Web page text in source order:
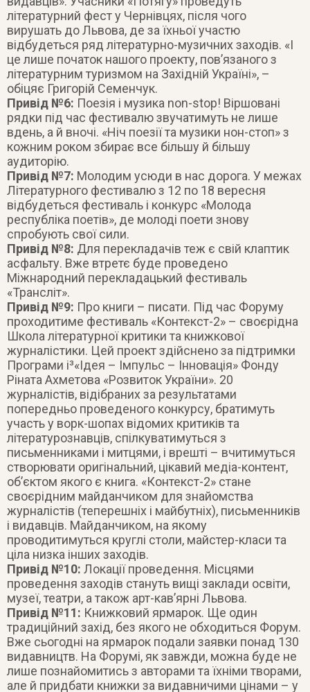
літературний фест у Чернівцях, після чого
вирушать до Львова, де за їхньої участю
відбудеться ряд літературно-музичних заходів. «І
це лише початок нашого проекту, пов’язаного з
літературним туризмом на Західній Україні», –
обіцяє Григорій Семенчук.
Привід №6: Поезія і музика non-stop! Віршовані
рядки під час фестивалю звучатимуть не лише
вдень, а й вночі. «Ніч поезії та музики нон-стоп» з
кожним роком збирає все більшу й більшу
аудиторію.
Привід №7: Молодим усюди в нас дорога. У межах
Літературного фестивалю з 12 по 18 вересня
відбудеться фестиваль і конкурс «Молода
республіка поетів», де молоді поети знову
спробують свої сили.
Привід №8: Для перекладачів теж є свій клаптик
асфальту. Вже втретє буде проведено
Міжнародний перекладацький фестиваль
«Трансліт».
Привід №9: Про книги – писати. Під час Форуму
проходитиме фестиваль «Контекст-2» – своєрідна
Школа літературної критики та книжкової
журналістики. Цей проект здійснено за підтримки
Програми і³«Ідея – Імпульс – Інновація» Фонду
Ріната Ахметова «Розвиток України». 20
журналістів, відібраних за результатами
попередньо проведеного конкурсу, братимуть
участь у ворк-шопах відомих критиків та
літературознавців, спілкуватимуться з
письменниками і митцями, і врешті – вчитимуться
створювати оригінальний, цікавий медіа-контент,
об’єктом якого є книга. «Контекст-2» стане
своєрідним майданчиком для знайомства
журналістів (теперешніх і майбутніх), письменників
і видавців. Майданчиком, на якому
проводитимуться круглі столи, майстер-класи та
ціла низка інших заходів.
Привід №10: Локації проведення. Місцями
проведення заходів стануть вищі заклади освіти,
музеї, театри, а також арт-кав’ярні Львова.
Привід №11: Книжковий ярмарок. Ще один
традиційний захід, без якого не обходиться Форум.
Вже сьогодні на ярмарок подали заявки понад 130
видавництв. На Форумі, як завжди, можна буде не
лише познайомитись з авторами та їхніми творами,
але й придбати книжки за видавничими цінами – у